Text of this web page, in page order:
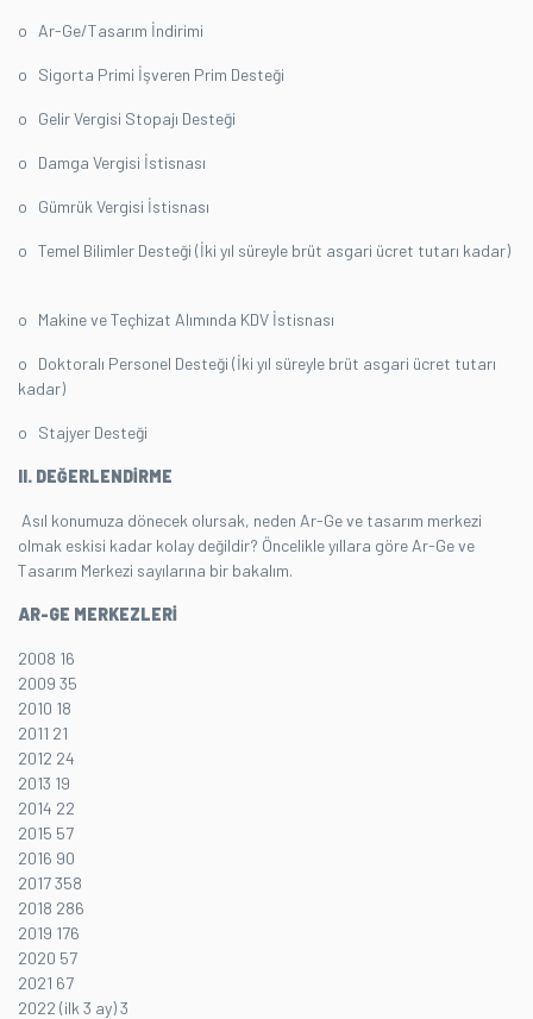
o Ar-Ge/Tasarım İndirimi
o Sigorta Primi İşveren Prim Desteği
o Gelir Vergisi Stopajı Desteği
o Damga Vergisi İstisnası
o Gümrük Vergisi İstisnası
o Temel Bilimler Desteği (İki yıl süreyle brüt asgari ücret tutarı kadar)
o Makine ve Teçhizat Alımında KDV İstisnası
o Doktoralı Personel Desteği (İki yıl süreyle brüt asgari ücret tutarı
kadar)
o Stajyer Desteği
II. DEĞERLENDİRME
Asıl konumuza dönecek olursak, neden Ar-Ge ve tasarım merkezi
olmak eskisi kadar kolay değildir? Öncelikle yıllara göre Ar-Ge ve
Tasarım Merkezi sayılarına bir bakalım.
AR-GE MERKEZLERİ
2008 16
2009 35
2010 18
2011 21
2012 24
2013 19
2014 22
2015 57
2016 90
2017 358
2018 286
2019 176
2020 57
2021 67
2022 (ilk 3 ay) 3